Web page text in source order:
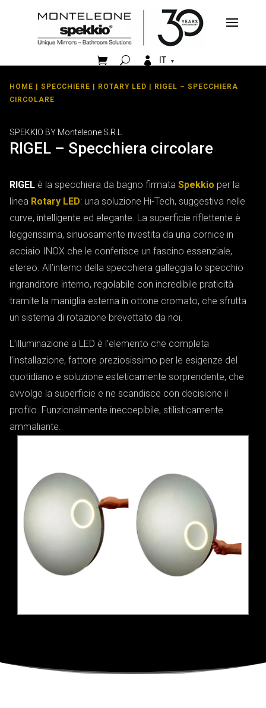
  IT
HOME | SPECCHIERE | ROTARY LED | RIGEL – SPECCHIERA
CIRCOLARE
SPEKKIO BY Monteleone S.R.L.
RIGEL – Specchiera circolare
RIGEL è la specchiera da bagno firmata Spekkio per la
linea Rotary LED: una soluzione Hi-Tech, suggestiva nelle
curve, intelligente ed elegante. La superficie riflettente è
leggerissima, sinuosamente rivestita da una cornice in
acciaio INOX che le conferisce un fascino essenziale,
etereo. All’interno della specchiera galleggia lo specchio
ingranditore interno, regolabile con incredibile praticità
tramite la maniglia esterna in ottone cromato, che sfrutta
un sistema di rotazione brevettato da noi.
L’illuminazione a LED è l’elemento che completa
l’installazione, fattore preziosissimo per le esigenze del
quotidiano e soluzione esteticamente sorprendente, che
avvolge la superficie e ne scandisce con decisione il
profilo. Funzionalmente ineccepibile, stilisticamente
ammaliante.